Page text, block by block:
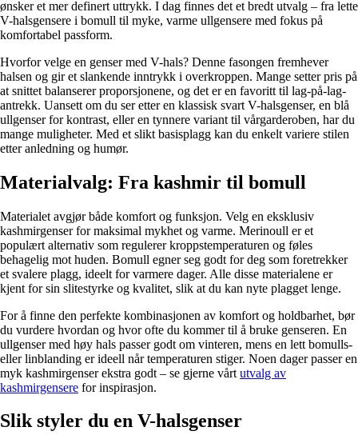
ønsker et mer definert uttrykk. I dag finnes det et bredt utvalg – fra lette
V-halsgensere i bomull til myke, varme ullgensere med fokus på
komfortabel passform.
Hvorfor velge en genser med V-hals? Denne fasongen fremhever
halsen og gir et slankende inntrykk i overkroppen. Mange setter pris på
at snittet balanserer proporsjonene, og det er en favoritt til lag-på-lag-
antrekk. Uansett om du ser etter en klassisk svart V-halsgenser, en blå
ullgenser for kontrast, eller en tynnere variant til vårgarderoben, har du
mange muligheter. Med et slikt basisplagg kan du enkelt variere stilen
etter anledning og humør.
Materialvalg: Fra kashmir til bomull
Materialet avgjør både komfort og funksjon. Velg en eksklusiv
kashmirgenser for maksimal mykhet og varme. Merinoull er et
populært alternativ som regulerer kroppstemperaturen og føles
behagelig mot huden. Bomull egner seg godt for deg som foretrekker
et svalere plagg, ideelt for varmere dager. Alle disse materialene er
kjent for sin slitestyrke og kvalitet, slik at du kan nyte plagget lenge.
For å finne den perfekte kombinasjonen av komfort og holdbarhet, bør
du vurdere hvordan og hvor ofte du kommer til å bruke genseren. En
ullgenser med høy hals passer godt om vinteren, mens en lett bomulls-
eller linblanding er ideell når temperaturen stiger. Noen dager passer en
myk kashmirgenser ekstra godt – se gjerne vårt utvalg av
kashmirgensere for inspirasjon.
Slik styler du en V-halsgenser